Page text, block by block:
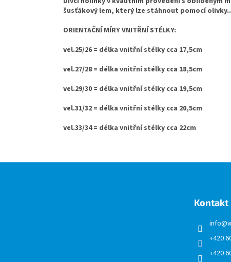
šusťákový lem, který lze stáhnout pomocí
ORIENTAČNÍ MÍRY VNITŘNÍ STÉLKY:
vel.25/26 = délka vnitřní stélky cca 17,5cm
vel.27/28 = délka vnitřní stélky cca 18,5cm
vel.29/30 = délka vnitřní stélky cca 19,5cm
vel.31/32 = délka vnitřní stélky cca 20,5cm
vel.33/34 = délka vnitřní stélky cca 22cm
Kontakt
info@
+420
+420